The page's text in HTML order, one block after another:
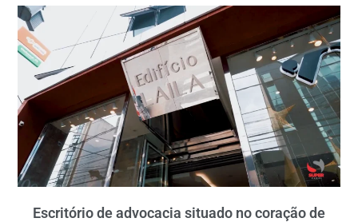
Escritório de advocacia situado no coração de